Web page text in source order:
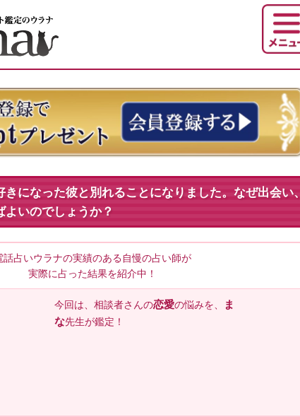
きになった彼と別れることになりました。なぜ出会い、
よいのでしょうか？
話占いウラナの実績のある自慢の占い師が
実際に占った結果を紹介中！
今回は、相談者さんの恋愛の悩みを、
ま
な先生が鑑定！